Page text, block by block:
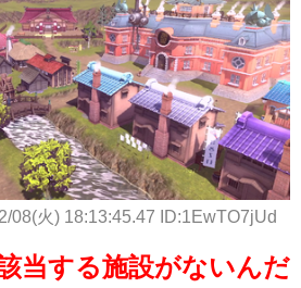
08(火) 18:13:45.47 ID:1EwTO7jUd
当する施設がないんだ